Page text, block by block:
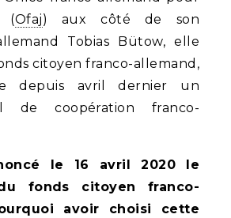
(Ofaj) aux côté de son
Tobias Bütow, elle
citoyen franco-allemand,
depuis avril dernier un
de coopération franco-
le 16 avril 2020 le
fonds citoyen franco-
avoir choisi cette